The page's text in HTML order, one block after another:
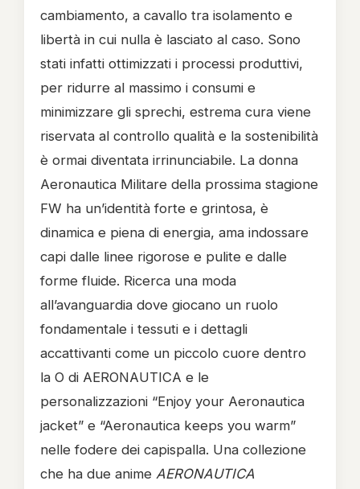
cambiamento, a cavallo tra isolamento e
libertà in cui nulla è lasciato al caso. Sono
stati infatti ottimizzati i processi produttivi,
per ridurre al massimo i consumi e
minimizzare gli sprechi, estrema cura viene
riservata al controllo qualità e la sostenibilità
è ormai diventata irrinunciabile. La donna
Aeronautica Militare della prossima stagione
FW ha un’identità forte e grintosa, è
dinamica e piena di energia, ama indossare
capi dalle linee rigorose e pulite e dalle
forme fluide. Ricerca una moda
all’avanguardia dove giocano un ruolo
fondamentale i tessuti e i dettagli
accattivanti come un piccolo cuore dentro
la O di AERONAUTICA e le
personalizzazioni “Enjoy your Aeronautica
jacket” e “Aeronautica keeps you warm”
nelle fodere dei capispalla. Una collezione
che ha due anime AERONAUTICA